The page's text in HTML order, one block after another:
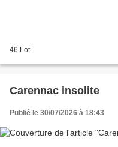
46 Lot
Carennac insolite
Publié le 30/07/2026 à 18:43